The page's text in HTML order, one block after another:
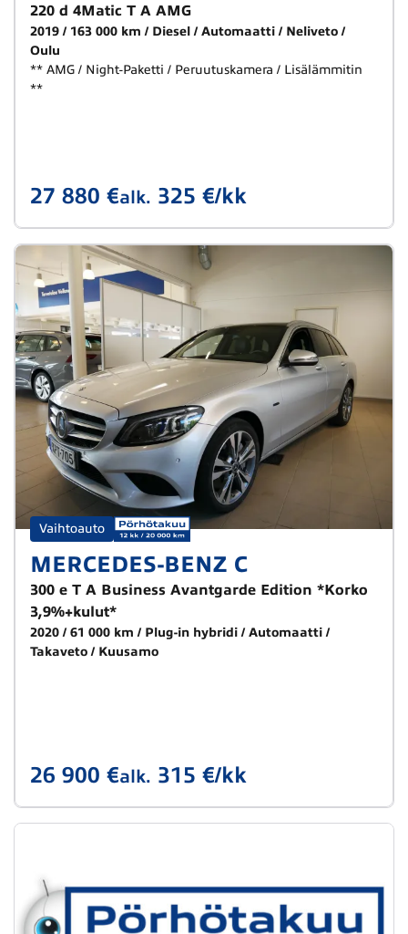
220 d 4Matic T A AMG
2019 163 000 km Diesel Automaatti
Neliveto
Oulu
** AMG / Night-Paketti / Peruutuskamera / Lisälämmitin
**
27 880 €alk. 325 €/kk
Vaihtoauto
MERCEDES-BENZ C
300 e T A Business Avantgarde Edition *Korko
3,9%+kulut*
2020 61 000 km Plug-in hybridi
Automaatti
Takaveto
Kuusamo
26 900 €alk. 315 €/kk